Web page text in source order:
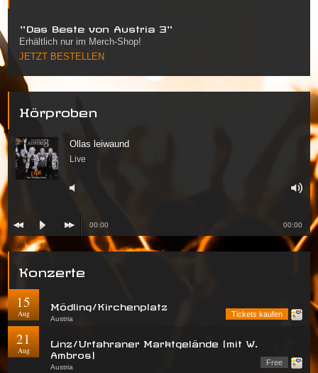
"Das Beste von Austria 3"
Erhältlich nur im Merch-Shop!
JETZT BESTELLEN
Hörproben
Ollas leiwaund
Live
00:00 00:00
Konzerte
15
Aug
Mödling/Kirchenplatz
Austria
Tickets kaufen
21
Aug
Linz/Urfahraner Marktgelände (mit W.
Ambros)
Austria
Free